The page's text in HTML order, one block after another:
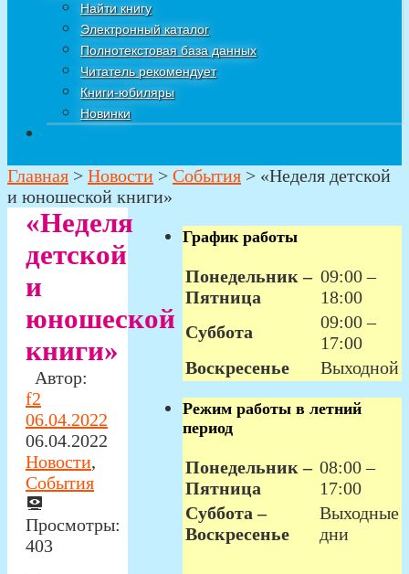
Найти книгу
Электронный каталог
Полнотекстовая база данных
Читатель рекомендует
Книги-юбиляры
Новинки
Главная > Новости > События > «Неделя детской
и юношеской книги»
«Неделя
детской
и
юношеской
книги»
Автор:
f2
06.04.2022
06.04.2022
Новости,
События
Просмотры:
403
График работы
Понедельник –
Пятница
09:00 –
18:00
Суббота
09:00 –
17:00
Воскресенье
Выходной
Режим работы в летний
период
Понедельник –
Пятница
08:00 –
17:00
Суббота –
Воскресенье
Выходные
дни